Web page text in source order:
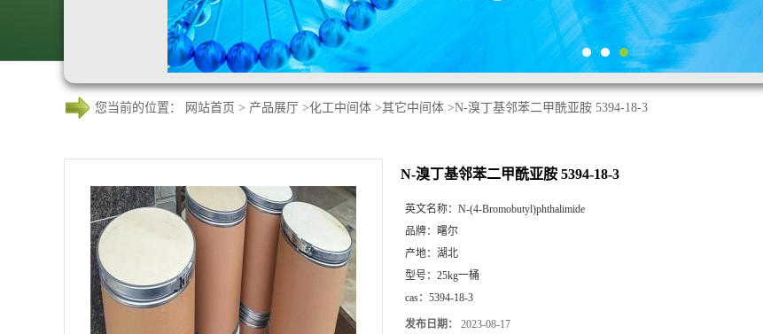
您当前的位置： 网站首页 > 产品展厅 >化工中间体 >其它中间体 >N-溴丁基邻苯二甲酰亚胺 5394-18-3
N-溴丁基邻苯二甲酰亚胺 5394-18-3
英文名称： N-(4-Bromobutyl)phthalimide
品牌： 曙尔
产地： 湖北
型号： 25kg一桶
cas： 5394-18-3
发布日期： 2023-08-17